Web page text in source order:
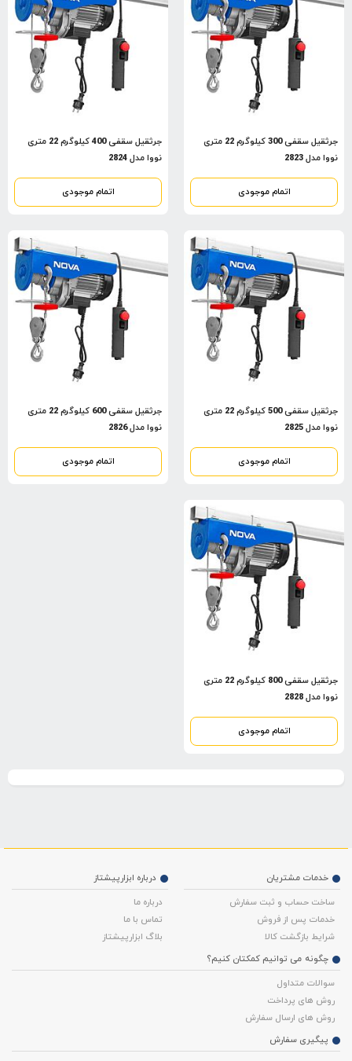
جرثقیل سقفی 300 کیلوگرم 22 متری
نووا مدل 2823
اتمام موجودی
جرثقیل سقفی 400 کیلوگرم 22 متری
نووا مدل 2824
اتمام موجودی
جرثقیل سقفی 500 کیلوگرم 22 متری
نووا مدل 2825
اتمام موجودی
جرثقیل سقفی 600 کیلوگرم 22 متری
نووا مدل 2826
اتمام موجودی
جرثقیل سقفی 800 کیلوگرم 22 متری
نووا مدل 2828
اتمام موجودی
درباره ابزارپیشتاز
درباره ما
تماس با ما
بلاگ ابزارپیشتاز
خدمات مشتریان
ساخت حساب و ثبت سفارش
خدمات پس از فروش
شرایط بازگشت کالا
چگونه می توانیم کمکتان کنیم؟
سوالات متداول
روش های پرداخت
روش های ارسال سفارش
پیگیری سفارش